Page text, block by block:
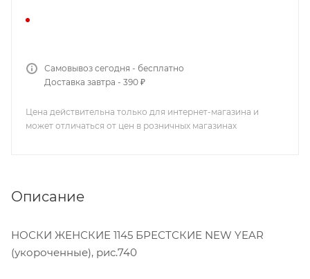
Самовывоз сегодня - бесплатно
Доставка завтра - 390 ₽
Цена действительна только для интернет-магазина и
может отличаться от цен в розничных магазинах
Описание
НОСКИ ЖЕНСКИЕ 1145 БРЕСТСКИЕ NEW YEAR
(укороченные), рис.740